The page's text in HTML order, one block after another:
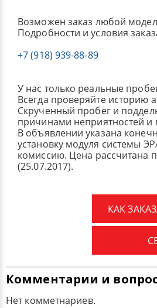
Возможен заказ любой
Подробности и условия
+7 (918) 939-88-89
У нас только реальные
Всегда проверяйте историю
Скрученный пробег и
причинами неприятностей и
В объявлении указана
установку модуля системы
комиссию. Цена рассчитана
(25.07.2017).
КАК
Комментарии и
Нет комметнариев.